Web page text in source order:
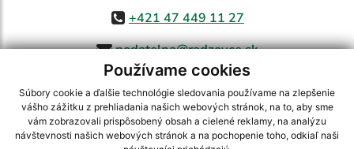
Používame cookies
Súbory cookie a ďalšie technológie sledovania používame na zlepšenie
vášho zážitku z prehliadania našich webových stránok, na to, aby sme
vám zobrazovali prispôsobený obsah a cielené reklamy, na analýzu
návštevnosti našich webových stránok a na pochopenie toho, odkiaľ naši
+421 47 449 11 27
podatelna@radzovce.sk
využite možnosť získavania aktuálnych informácií s využitím RSS
CMS systém (redakčný) systém ECHELON 2,Mapa stránok,web portál